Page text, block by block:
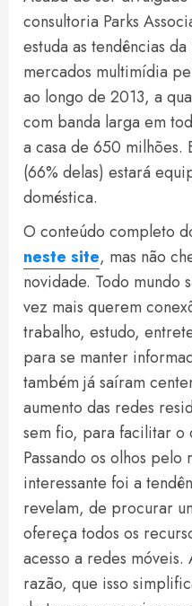
consultoria Parks
estuda as tendências
mercados multimídia
ao longo de 2013, a
com banda larga em
a casa de 650 milhões.
(66% delas) estará
doméstica.
O conteúdo completo
neste site, mas não
novidade. Todo mundo
vez mais querem
trabalho, estudo,
para se manter
também já saíram
aumento das redes
sem fio, para facilitar o
Passando os olhos
interessante foi a
revelam, de procurar
ofereça todos os
acesso a redes
razão, que isso